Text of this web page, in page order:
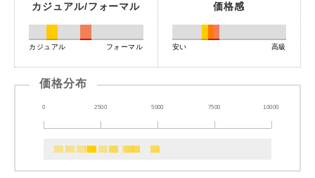
カジュアル/フォーマル
カジュアル フォーマル
価格感
安い 高級
価格分布
0 2500 5000 7500 10000